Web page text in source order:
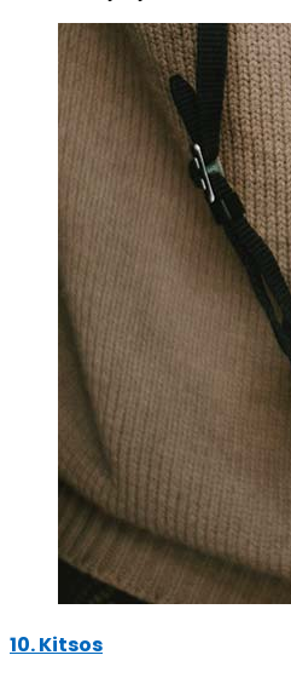
10. Kitsos